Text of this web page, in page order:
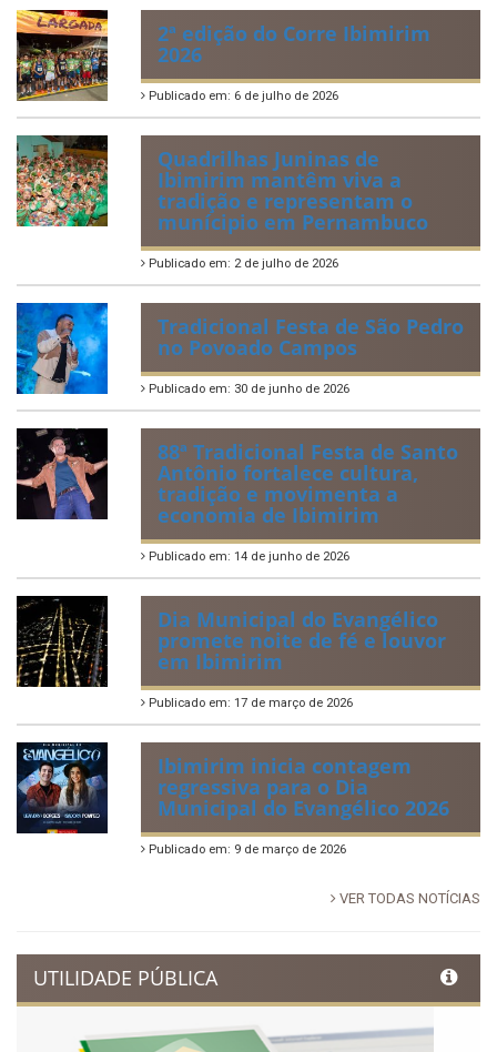
IBIPREV realiza entrega dos
Certificados de Honra ao
Mérito aos servidores
municipais
Publicado em: 20 de julho de 2026
2ª edição do Corre Ibimirim
2026
Quadrilhas Juninas de
Ibimirim mantêm viva a
tradição e representam o
munícipio em Pernambuco
Publicado em: 2 de julho de 2026
Tradicional Festa de São Pedro
no Povoado Campos
88ª Tradicional Festa de Santo
Antônio fortalece cultura,
tradição e movimenta a
economia de Ibimirim
Publicado em: 14 de junho de 2026
Dia Municipal do Evangélico
promete noite de fé e louvor
Ibimirim inicia contagem
regressiva para o Dia
Municipal do Evangélico 2026